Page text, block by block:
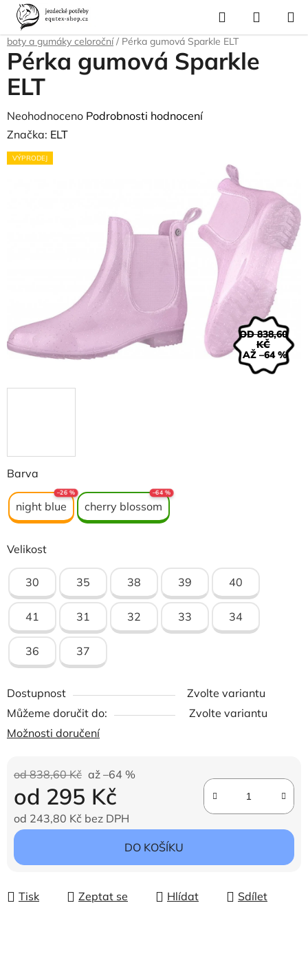
Přejít
obsah
Hledat
KOŠÍK
Domů
Pro jezdce
boty a gumáky celoroční / Pérka gumová Sparkle ELT
Barva
night blue
–26 %
cherry blossom
–64 %
Velikost
30 35 38 39 40
41 31 32 33 34
36 37
Dostupnost
Zvolte variantu
Můžeme doručit do:
Zvolte variantu
Možnosti doručení
od 838,60 Kč až –64 %
od 295 Kč
od 243,80 Kč bez DPH
Měrná cena:
DO KOŠÍKU
Tisk Zeptat se Hlídat Sdílet
Pérka gumová Sparkle
ELT
Průměrné
hodnocení
produktu
Neohodnoceno Podrobnosti hodnocení
Značka: ELT
VÝPRODEJ
OD 838,60
KČ
AŽ –64 %